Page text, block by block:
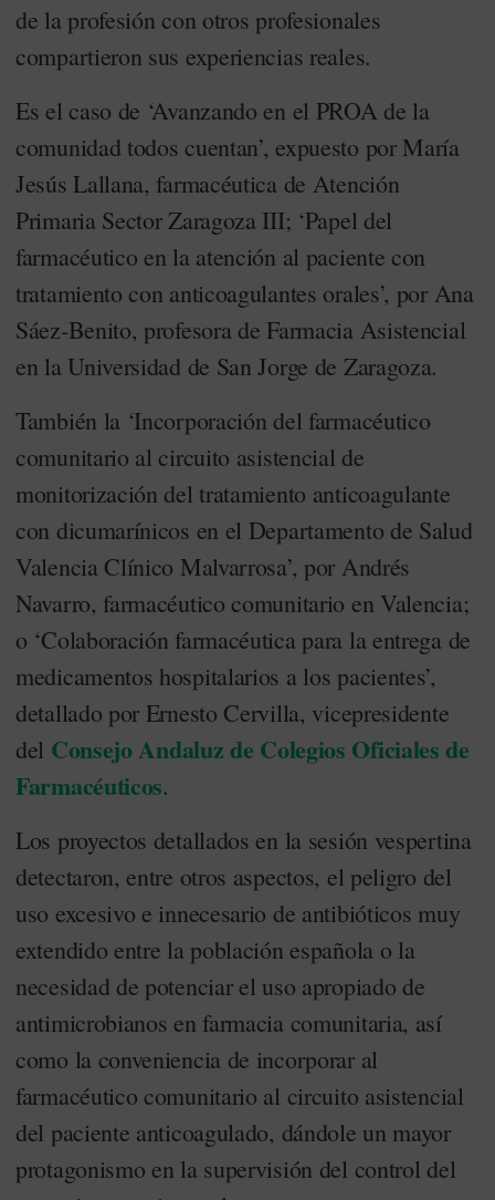
de la profesión con otros profesionales
compartieron sus experiencias reales.
Es el caso de ‘Avanzando en el PROA de la
comunidad todos cuentan’, expuesto por María
Jesús Lallana, farmacéutica de Atención
Primaria Sector Zaragoza III; ‘Papel del
farmacéutico en la atención al paciente con
tratamiento con anticoagulantes orales’, por Ana
Sáez-Benito, profesora de Farmacia Asistencial
en la Universidad de San Jorge de Zaragoza.
También la ‘Incorporación del farmacéutico
comunitario al circuito asistencial de
monitorización del tratamiento anticoagulante
con dicumarínicos en el Departamento de Salud
Valencia Clínico Malvarrosa’, por Andrés
Navarro, farmacéutico comunitario en Valencia;
o ‘Colaboración farmacéutica para la entrega de
medicamentos hospitalarios a los pacientes’,
detallado por Ernesto Cervilla, vicepresidente
del Consejo Andaluz de Colegios Oficiales de
Farmacéuticos.
Los proyectos detallados en la sesión vespertina
detectaron, entre otros aspectos, el peligro del
uso excesivo e innecesario de antibióticos muy
extendido entre la población española o la
necesidad de potenciar el uso apropiado de
antimicrobianos en farmacia comunitaria, así
como la conveniencia de incorporar al
farmacéutico comunitario al circuito asistencial
del paciente anticoagulado, dándole un mayor
protagonismo en la supervisión del control del